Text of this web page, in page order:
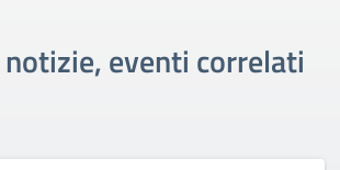
eventi correlati